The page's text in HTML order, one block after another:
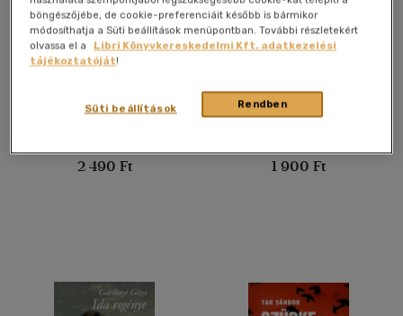
Angol(2171)
Cigány(1)
Cseh(8)
Horvát(1)
több nyelv megjelenítése
Zendülők
Márai Sándor
Utolsó ismert ár:
2 490 Ft
Egy családregény vége
Utolsó ismert ár:
1 900 Ft
böngészőjébe, de cookie-preferenciáit később is bármikor
módosíthatja a Süti beállítások menüpontban. További részletekért
olvassa el a
Libri Könyvkereskedelmi Kft. adatkezelési
tájékoztatóját!
Rendben
Süti beállítások